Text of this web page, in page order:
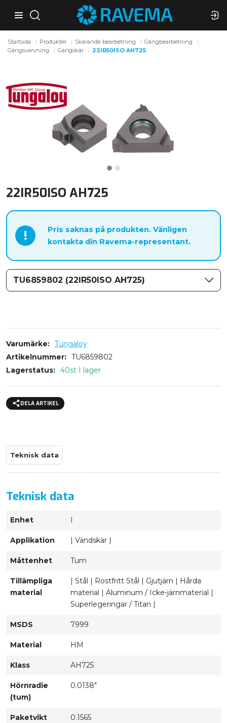
Startsida Produkter Skärande bearbetning
Gängbearbetning
Gängsvarvning
Gängskär 22IR50ISO AH725
22IR50ISO AH725
!
Pris saknas på produkten. Vänligen
kontakta din Ravema-representant.
TU6859802 (22IR50ISO AH725)
Varumärke
Tungaloy
Artikelnummer
TU6859802
Lagerstatus
40st I lager
DELA ARTIKEL
Teknisk data
Teknisk data
Enhet
Applikation | Vändskär |
Måttenhet Tum
Tillämpliga
material
| Stål | Rostfritt Stål | Gjutjärn | Hårda
material | Aluminum / Icke-järnmaterial |
Superlegeringar / Titan |
MSDS 7999
Material HM
Klass AH725
Hörnradie
(tum)
0.0138"
Paketvikt 0.1565